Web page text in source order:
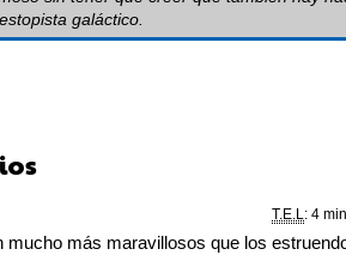
galáctico.
T.E.L: 4
más maravillosos que los